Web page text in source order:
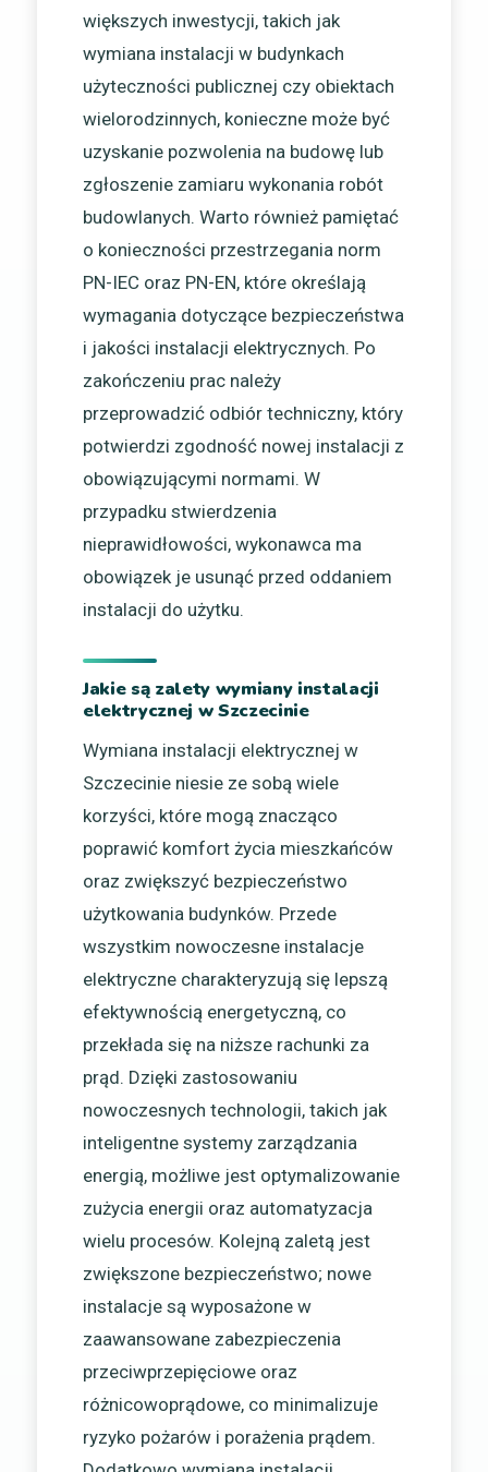
większych inwestycji, takich jak
wymiana instalacji w budynkach
użyteczności publicznej czy obiektach
wielorodzinnych, konieczne może być
uzyskanie pozwolenia na budowę lub
zgłoszenie zamiaru wykonania robót
budowlanych. Warto również pamiętać
o konieczności przestrzegania norm
PN-IEC oraz PN-EN, które określają
wymagania dotyczące bezpieczeństwa
i jakości instalacji elektrycznych. Po
zakończeniu prac należy
przeprowadzić odbiór techniczny, który
potwierdzi zgodność nowej instalacji z
obowiązującymi normami. W
przypadku stwierdzenia
nieprawidłowości, wykonawca ma
obowiązek je usunąć przed oddaniem
instalacji do użytku.
Jakie są zalety wymiany instalacji
elektrycznej w Szczecinie
Wymiana instalacji elektrycznej w
Szczecinie niesie ze sobą wiele
korzyści, które mogą znacząco
poprawić komfort życia mieszkańców
oraz zwiększyć bezpieczeństwo
użytkowania budynków. Przede
wszystkim nowoczesne instalacje
elektryczne charakteryzują się lepszą
efektywnością energetyczną, co
przekłada się na niższe rachunki za
prąd. Dzięki zastosowaniu
nowoczesnych technologii, takich jak
inteligentne systemy zarządzania
energią, możliwe jest optymalizowanie
zużycia energii oraz automatyzacja
wielu procesów. Kolejną zaletą jest
zwiększone bezpieczeństwo; nowe
instalacje są wyposażone w
zaawansowane zabezpieczenia
przeciwprzepięciowe oraz
różnicowoprądowe, co minimalizuje
ryzyko pożarów i porażenia prądem.